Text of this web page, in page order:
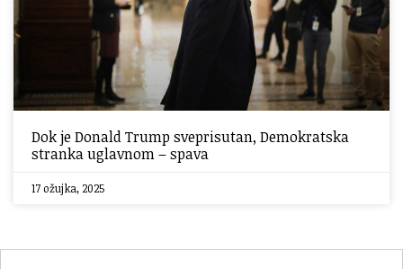
Dok je Donald Trump sveprisutan, Demokratska
stranka uglavnom – spava
17 ožujka, 2025